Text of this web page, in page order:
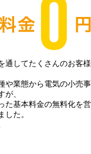
通してたくさんのお客様
や業態から電気の小売事
が、
た基本料金の無料化を営
した。